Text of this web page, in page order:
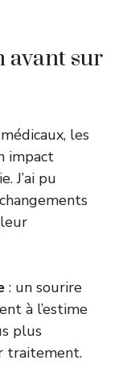
avant sur
les
impact
J’ai pu
: un sourire
à l’estime
plus
traitement.